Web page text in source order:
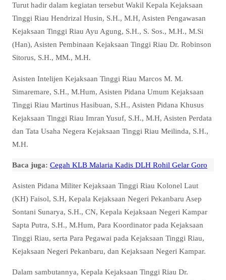
Turut hadir dalam kegiatan tersebut Wakil Kepala Kejaksaan
Tinggi Riau Hendrizal Husin, S.H., M.H, Asisten Pengawasan
Kejaksaan Tinggi Riau Ayu Agung, S.H., S. Sos., M.H., M.Si
(Han), Asisten Pembinaan Kejaksaan Tinggi Riau Dr. Robinson
Sitorus, S.H., MM., M.H.
Asisten Intelijen Kejaksaan Tinggi Riau Marcos M. M.
Simaremare, S.H., M.Hum, Asisten Pidana Umum Kejaksaan
Tinggi Riau Martinus Hasibuan, S.H., Asisten Pidana Khusus
Kejaksaan Tinggi Riau Imran Yusuf, S.H., M.H, Asisten Perdata
dan Tata Usaha Negera Kejaksaan Tinggi Riau Meilinda, S.H.,
M.H.
Baca juga: Cegah KLB Malaria Kadis DLH Rohil Gelar Goro
Asisten Pidana Militer Kejaksaan Tinggi Riau Kolonel Laut
(KH) Faisol, S.H, Kepala Kejaksaan Negeri Pekanbaru Asep
Sontani Sunarya, S.H., CN, Kepala Kejaksaan Negeri Kampar
Sapta Putra, S.H., M.Hum, Para Koordinator pada Kejaksaan
Tinggi Riau, serta Para Pegawai pada Kejaksaan Tinggi Riau,
Kejaksaan Negeri Pekanbaru, dan Kejaksaan Negeri Kampar.
Dalam sambutannya, Kepala Kejaksaan Tinggi Riau Dr.